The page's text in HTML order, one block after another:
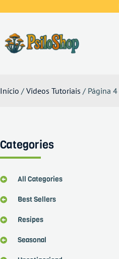
Início / Videos Tutoriais / Página 4
Categories
All Categories
Best Sellers
Resipes
Seasonal